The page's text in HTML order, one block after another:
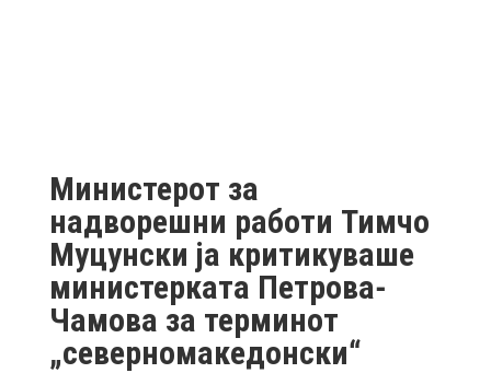
Министерот за
надворешни работи Тимчо
Муцунски ја критикуваше
министерката Петрова-
Чамова за терминот
„северномакедонски“